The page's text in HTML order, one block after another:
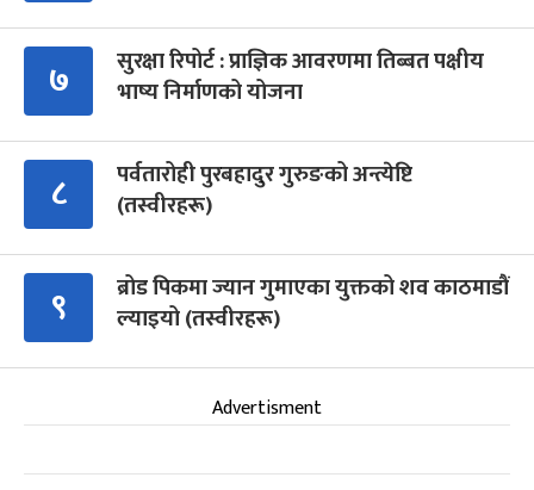
७
सुरक्षा रिपोर्ट : प्राज्ञिक आवरणमा तिब्बत पक्षीय
भाष्य निर्माणको योजना
८
पर्वतारोही पुरबहादुर गुरुङको अन्त्येष्टि
(तस्वीरहरू)
९
ब्रोड पिकमा ज्यान गुमाएका युक्तको शव काठमाडौं
ल्याइयो (तस्वीरहरू)
Advertisment